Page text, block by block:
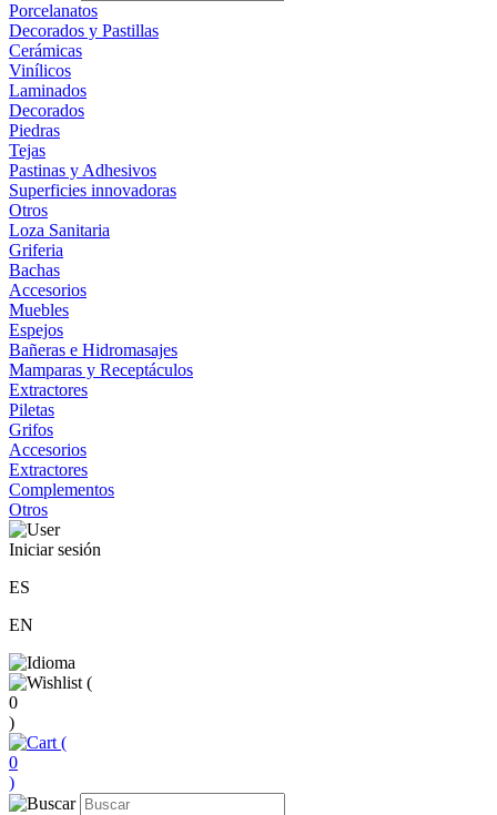
Porcelanatos
Decorados y Pastillas
Cerámicas
Vinílicos
Laminados
Decorados
Piedras
Tejas
Pastinas y Adhesivos
Superficies innovadoras
Otros
Loza Sanitaria
Griferia
Bachas
Accesorios
Muebles
Espejos
Bañeras e Hidromasajes
Mamparas y Receptáculos
Extractores
Piletas
Grifos
Accesorios
Extractores
Complementos
Otros
Iniciar sesión
ES
EN
(
0
)
(
0
)